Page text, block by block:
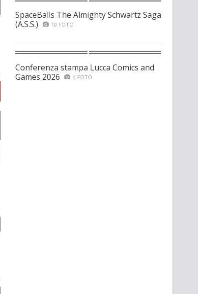
SpaceBalls The Almighty Schwartz Saga
(A.S.S.)
10 FOTO
Conferenza stampa Lucca Comics and
Games 2026
4 FOTO